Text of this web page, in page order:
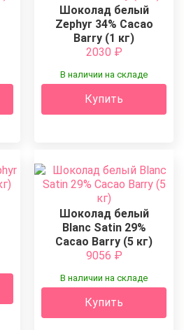
Шоколад белый
Zephyr 34% Cacao
Barry (1 кг)
2030 ₽
В наличии на складе
Купить
Шоколад белый
Blanc Satin 29%
Cacao Barry (5 кг)
9056 ₽
В наличии на складе
Купить